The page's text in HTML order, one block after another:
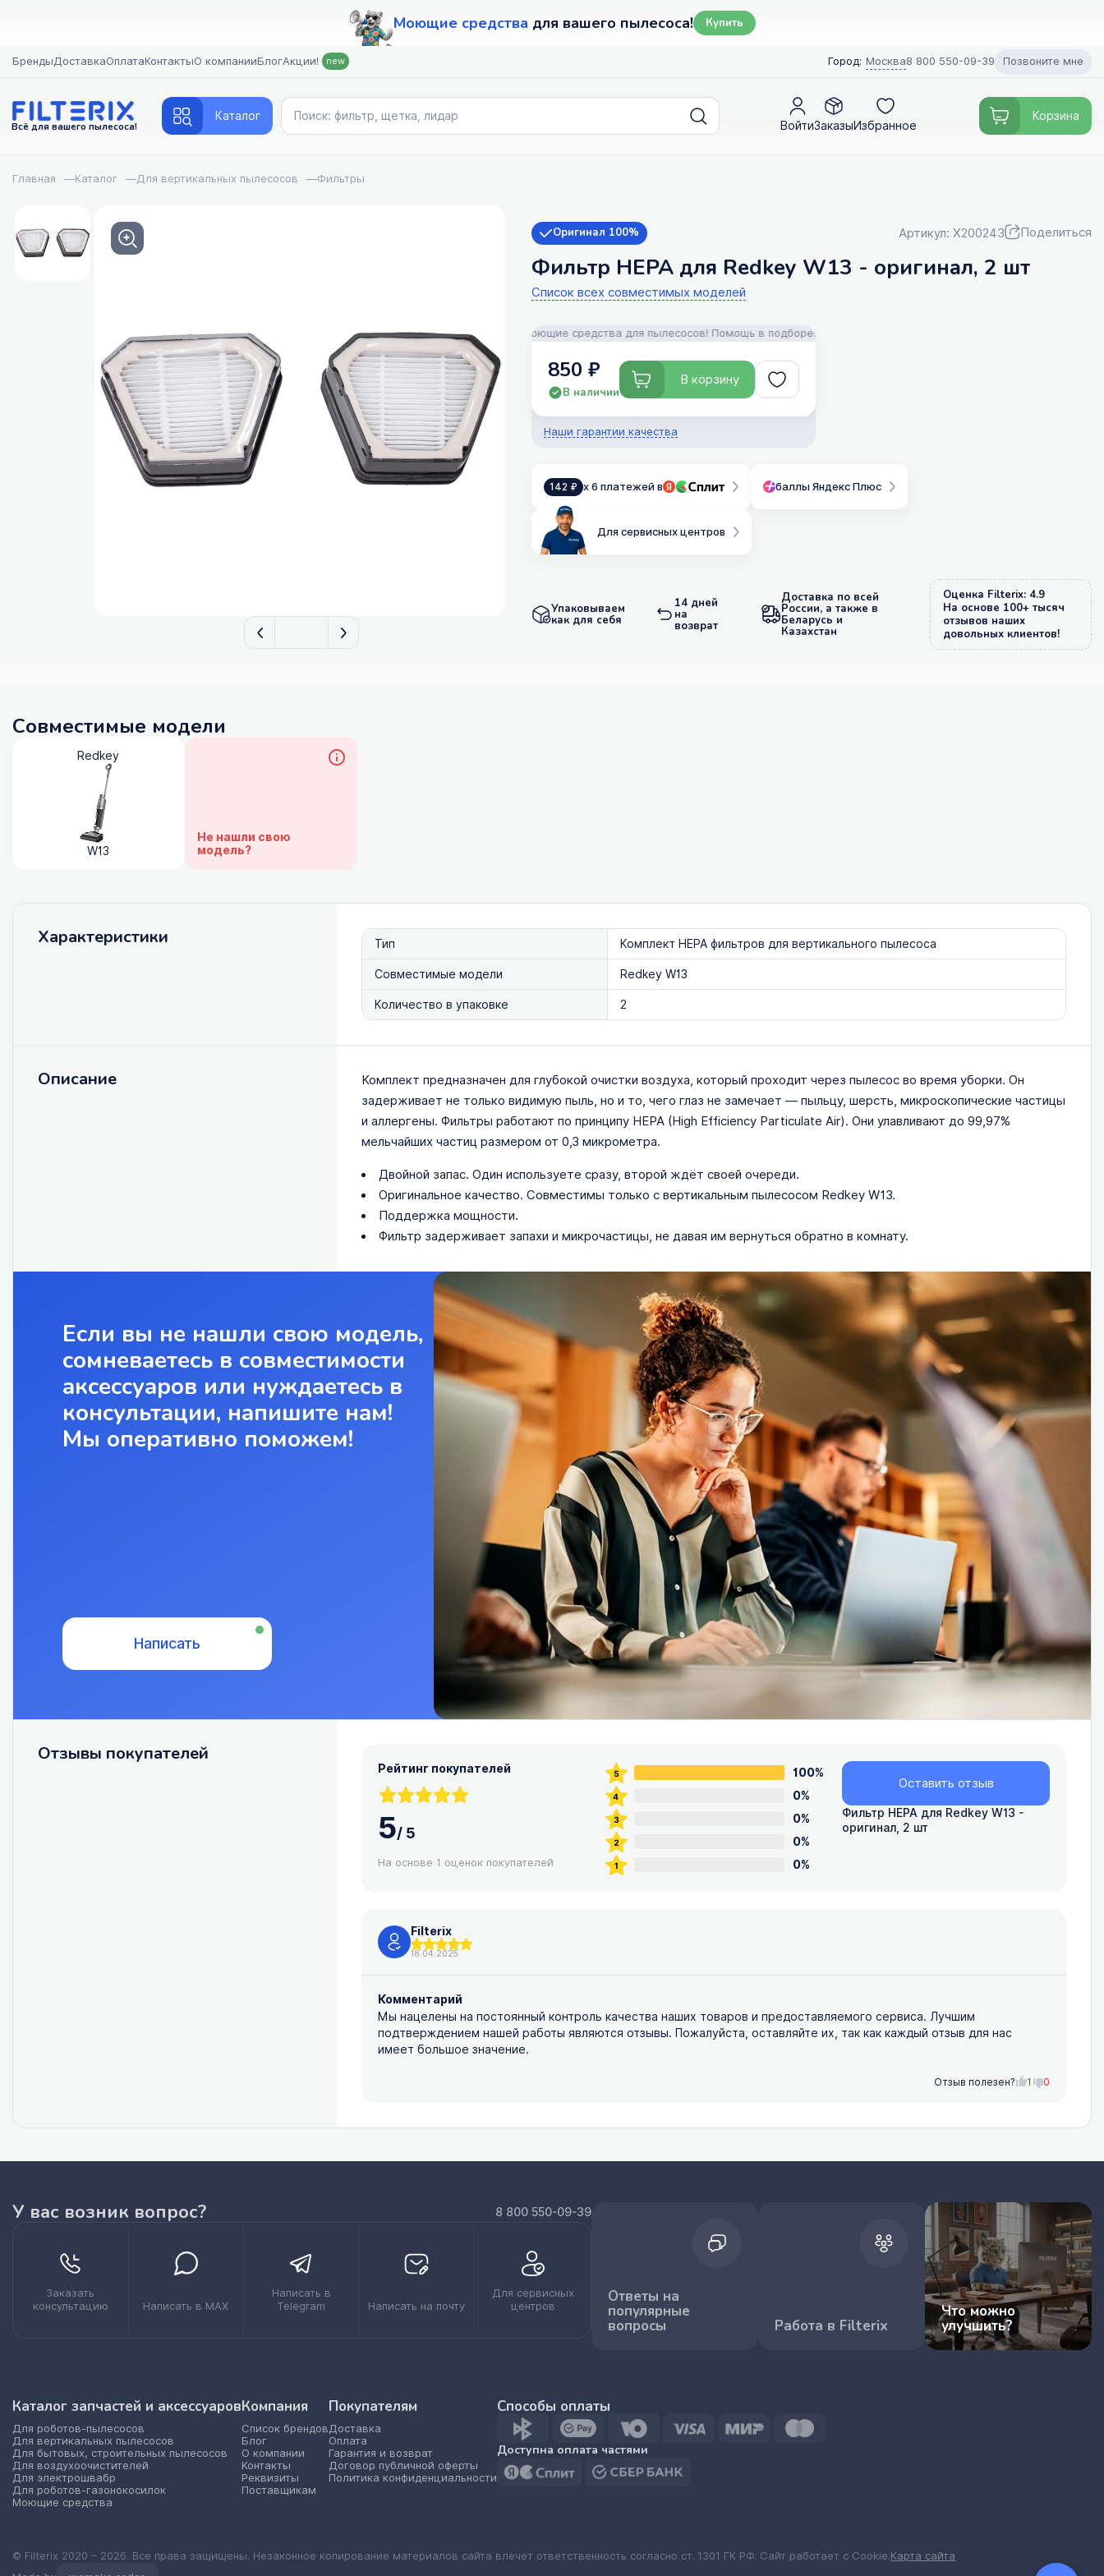
Моющие средства для вашего пылесоса! Купить
БрендыДоставкаОплатаКонтактыО компанииБлогАкции! new Город: Москва8 800 550-09-39 Позвоните мне
Всё для вашего пылесоса!
Каталог
ВойтиЗаказыИзбранное
Корзина
Главная —Каталог —Для вертикальных пылесосов —Фильтры
Оригинал 100% Артикул: X200243 Поделиться
Фильтр HEPA для Redkey W13 - оригинал, 2 шт
Список всех совместимых моделей
FILTERIX — Запчасти, аксессуары и моющие средства для пылесосов! Помощь в подборе! Доставка!
850 ₽
В наличии
В корзину
Наши гарантии качества
142 ₽ x 6 платежей в баллы Яндекс Плюс
Для сервисных центров
Упаковываем
как для себя
14 дней
на
возврат
Доставка по всей
России, а также в
Беларусь и
Казахстан
Оценка Filterix: 4.9
На основе 100+ тысяч
отзывов наших
довольных клиентов!
Совместимые модели
Redkey
W13
Не нашли свою
модель?
Характеристики Тип
Комплект HEPA фильтров для вертикального пылесоса
Совместимые модели
Redkey W13
Количество в упаковке
2
Описание
Комплект предназначен для глубокой очистки воздуха, который проходит через пылесос во время уборки. Он
задерживает не только видимую пыль, но и то, чего глаз не замечает — пыльцу, шерсть, микроскопические частицы
и аллергены. Фильтры работают по принципу HEPA (High Efficiency Particulate Air). Они улавливают до 99,97%
мельчайших частиц размером от 0,3 микрометра.
Двойной запас. Один используете сразу, второй ждёт своей очереди.
Оригинальное качество. Совместимы только с вертикальным пылесосом Redkey W13.
Поддержка мощности.
Фильтр задерживает запахи и микрочастицы, не давая им вернуться обратно в комнату.
Если вы не нашли свою модель,
сомневаетесь в совместимости
аксессуаров или нуждаетесь в
консультации, напишите нам!
Мы оперативно поможем!
Написать
Отзывы покупателей
Рейтинг покупателей
5/5
На основе 1 оценок покупателей
100%
0%
0%
0%
0%
Фильтр HEPA для Redkey W13 -
оригинал, 2 шт
Оставить отзыв
Filterix
18.04.2025
Комментарий
Мы нацелены на постоянный контроль качества наших товаров и предоставляемого сервиса. Лучшим
подтверждением нашей работы являются отзывы. Пожалуйста, оставляйте их, так как каждый отзыв для нас
имеет большое значение.
Отзыв полезен? 1 0
У вас возник вопрос? 8 800 550-09-39
Заказать
консультацию
Написать в MAX
Написать в
Telegram
Написать на почту
Для сервисных
центров
Ответы на
популярные
вопросы Работа в Filterix
Что можно
улучшить?
Каталог запчастей и аксессуаров
Для роботов-пылесосов
Для вертикальных пылесосов
Для бытовых, строительных пылесосов
Для воздухоочистителей
Для электрошвабр
Для роботов-газонокосилок
Моющие средства
Компания
Список брендов
Блог
О компании
Контакты
Реквизиты
Поставщикам
Покупателям
Доставка
Оплата
Гарантия и возврат
Договор публичной оферты
Политика конфиденциальности
Способы оплаты
Доступна оплата частями
© Filterix 2020 – 2026. Все права защищены. Незаконное копирование материалов сайта влечет ответственность согласно ст. 1301 ГК РФ. Сайт работает с Cookie.Карта сайта